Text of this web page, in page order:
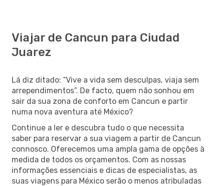
Viajar de Cancun para Ciudad
Juarez
Lá diz ditado: “Vive a vida sem desculpas, viaja sem
arrependimentos”. De facto, quem não sonhou em
sair da sua zona de conforto em Cancun e partir
numa nova aventura até México?
Continue a ler e descubra tudo o que necessita
saber para reservar a sua viagem a partir de Cancun
connosco. Oferecemos uma ampla gama de opções à
medida de todos os orçamentos. Com as nossas
informações essenciais e dicas de especialistas, as
suas viagens para México serão o menos atribuladas